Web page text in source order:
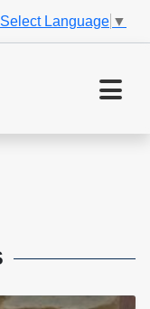
Select Language ▼